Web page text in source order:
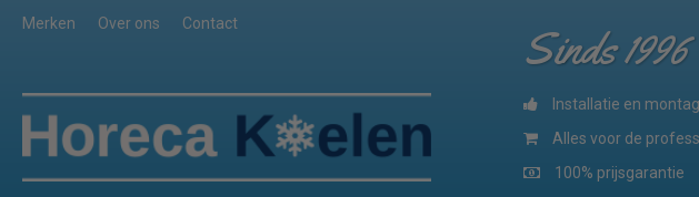
Merken Over ons Contact Sinds 1996
Installatie en
Alles voor de
100% prijsgarantie